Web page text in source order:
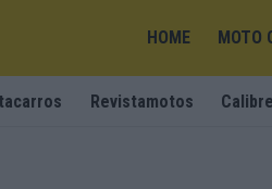
HOME MOTO
Revistamotos